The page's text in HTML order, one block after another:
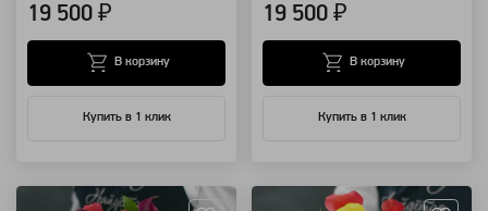
19 500 ₽
Купить в 1 клик
В корзину
19 500 ₽
Купить в 1 клик
В корзину